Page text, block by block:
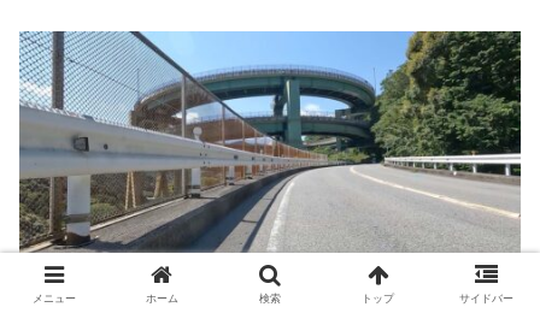
メニュー ホーム 検索 トップ サイドバー